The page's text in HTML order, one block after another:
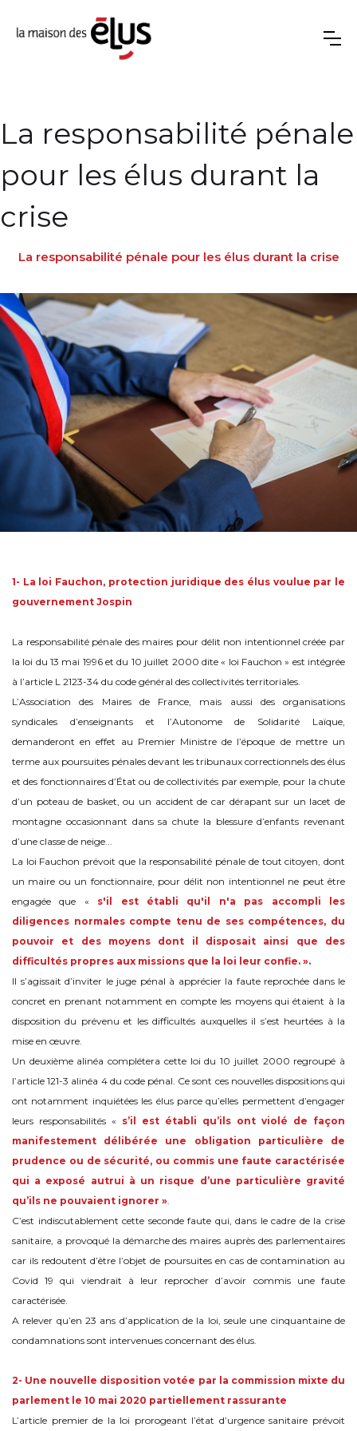
La responsabilité pénale
pour les élus durant la
crise
La responsabilité pénale pour les élus durant la crise
1- La loi Fauchon, protection juridique des élus voulue par le
gouvernement Jospin
La responsabilité pénale des maires pour délit non intentionnel créée par
la loi du 13 mai 1996 et du 10 juillet 2000 dite « loi Fauchon » est intégrée
à l’article L 2123-34 du code général des collectivités territoriales.
L’Association des Maires de France, mais aussi des organisations
syndicales d’enseignants et l’Autonome de Solidarité Laïque,
demanderont en effet au Premier Ministre de l’époque de mettre un
terme aux poursuites pénales devant les tribunaux correctionnels des élus
et des fonctionnaires d’État ou de collectivités par exemple, pour la chute
d’un poteau de basket, ou un accident de car dérapant sur un lacet de
montagne occasionnant dans sa chute la blessure d’enfants revenant
d’une classe de neige...
La loi Fauchon prévoit que la responsabilité pénale de tout citoyen, dont
un maire ou un fonctionnaire, pour délit non intentionnel ne peut être
engagée que « s'il est établi qu'il n'a pas accompli les
diligences normales compte tenu de ses compétences, du
pouvoir et des moyens dont il disposait ainsi que des
difficultés propres aux missions que la loi leur confie. ».
Il s’agissait d’inviter le juge pénal à apprécier la faute reprochée dans le
concret en prenant notamment en compte les moyens qui étaient à la
disposition du prévenu et les difficultés auxquelles il s’est heurtées à la
mise en œuvre.
Un deuxième alinéa complétera cette loi du 10 juillet 2000 regroupé à
l’article 121-3 alinéa 4 du code pénal. Ce sont ces nouvelles dispositions qui
ont notamment inquiétées les élus parce qu’elles permettent d’engager
leurs responsabilités « s’il est établi qu’ils ont violé de façon
manifestement délibérée une obligation particulière de
prudence ou de sécurité, ou commis une faute caractérisée
qui a exposé autrui à un risque d’une particulière gravité
qu’ils ne pouvaient ignorer »
C’est indiscutablement cette seconde faute qui, dans le cadre de la crise
sanitaire, a provoqué la démarche des maires auprès des parlementaires
car ils redoutent d’être l’objet de poursuites en cas de contamination au
Covid 19 qui viendrait à leur reprocher d’avoir commis une faute
caractérisée.
A relever qu’en 23 ans d’application de la loi, seule une cinquantaine de
condamnations sont intervenues concernant des élus.
2- Une nouvelle disposition votée par la commission mixte du
parlement le 10 mai 2020 partiellement rassurante
L’article premier de la loi prorogeant l’état d’urgence sanitaire prévoit